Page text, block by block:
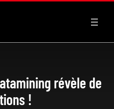
révèle de
!